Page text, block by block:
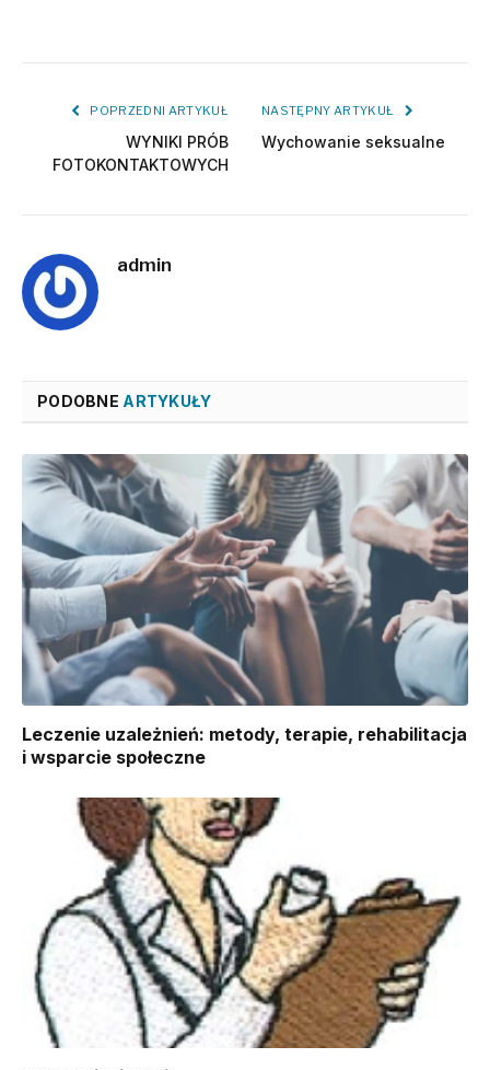
POPRZEDNI ARTYKUŁ
WYNIKI PRÓB
FOTOKONTAKTOWYCH
NASTĘPNY ARTYKUŁ
Wychowanie seksualne
admin
PODOBNE ARTYKUŁY
Leczenie uzależnień: metody, terapie, rehabilitacja
i wsparcie społeczne